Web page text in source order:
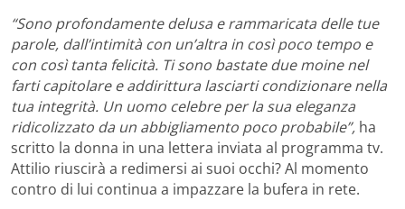
“Sono profondamente delusa e rammaricata delle tue
parole, dall’intimità con un’altra in così poco tempo e
con così tanta felicità. Ti sono bastate due moine nel
farti capitolare e addirittura lasciarti condizionare nella
tua integrità. Un uomo celebre per la sua eleganza
ridicolizzato da un abbigliamento poco probabile”, ha
scritto la donna in una lettera inviata al programma tv.
Attilio riuscirà a redimersi ai suoi occhi? Al momento
contro di lui continua a impazzare la bufera in rete.